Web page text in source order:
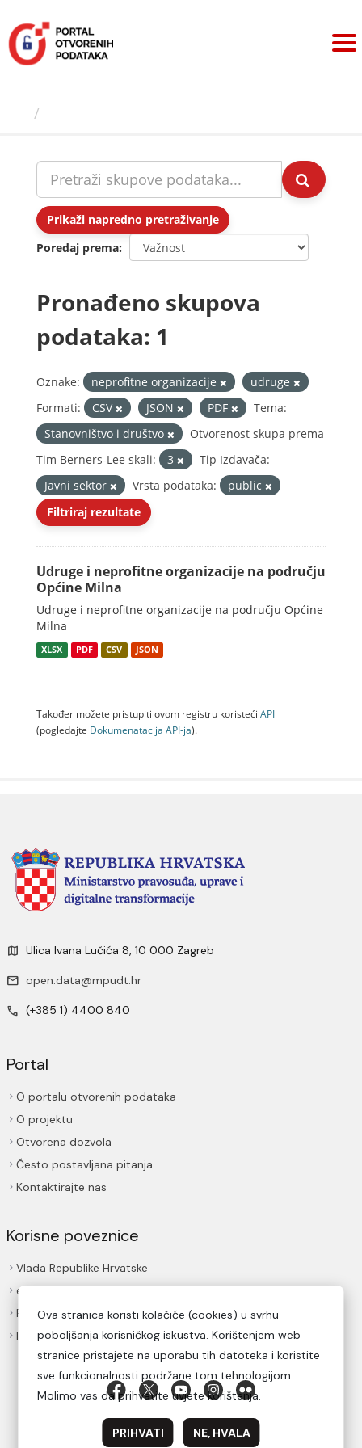
sadržaj
Prikaži napredno pretraživanje
Poredaj prema
Pronađeno skupova
podataka: 1
Oznake: neprofitne organizacije
udruge
Formati:
CSV JSON PDF
Tema:
Stanovništvo i društvo
Otvorenost skupa prema
Tim Berners-Lee skali:
3
Tip Izdavača:
Javni sektor
Vrsta podataka:
public
Filtriraj rezultate
Udruge i neprofitne organizacije na području
Općine Milna
Udruge i neprofitne organizacije na području Općine
Milna
XLSX PDF CSV JSON
Također možete pristupiti ovom registru koristeći API
(pogledajte Dokumenаtаcijа API-jа).